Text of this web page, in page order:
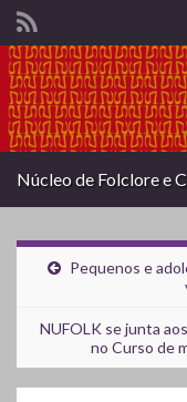
Search
Núcleo de Folclore e
Pequenos e
NUFOLK se junta
no Curso de